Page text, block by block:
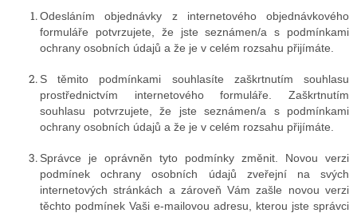
Odesláním objednávky z internetového objednávkového
formuláře potvrzujete, že jste seznámen/a s podmínkami
ochrany osobních údajů a že je v celém rozsahu přijímáte.
S těmito podmínkami souhlasíte zaškrtnutím souhlasu
prostřednictvím internetového formuláře. Zaškrtnutím
souhlasu potvrzujete, že jste seznámen/a s podmínkami
ochrany osobních údajů a že je v celém rozsahu přijímáte.
Správce je oprávněn tyto podmínky změnit. Novou verzi
podmínek ochrany osobních údajů zveřejní na svých
internetových stránkách a zároveň Vám zašle novou verzi
těchto podmínek Vaši e-mailovou adresu, kterou jste správci